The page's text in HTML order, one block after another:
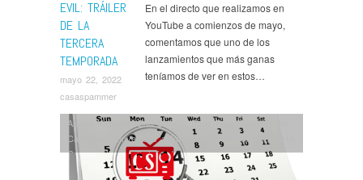
EVIL: TRÁILER
DE LA
TERCERA
TEMPORADA
mayo 22, 2022
casaspammer
En el directo que realizamos en
YouTube a comienzos de mayo,
comentamos que uno de los
lanzamientos que más ganas
teníamos de ver en estos…
Animal Kingdom,Bad Sisters ,Bang Bang Baby,
Call Saul
Bienvenidos a Edén ,Breeders City on a Hill
Conversations with Friends,Evil,For All Mankind,
Hacks
House of the Dragon, I Am Groot Industry,